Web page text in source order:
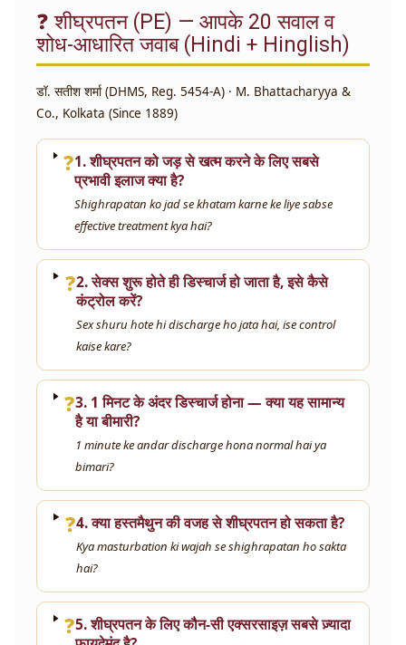
❓ शीघ्रपतन (PE) — आपके 20 सवाल व
शोध-आधारित जवाब (Hindi + Hinglish)
डॉ. सतीश शर्मा (DHMS, Reg. 5454-A) · M. Bhattacharyya &
Co., Kolkata (Since 1889)
❓1. शीघ्रपतन को जड़ से खत्म करने के लिए सबसे
प्रभावी इलाज क्या है?
Shighrapatan ko jad se khatam karne ke liye sabse
effective treatment kya hai?
❓2. सेक्स शुरू होते ही डिस्चार्ज हो जाता है, इसे कैसे
कंट्रोल करें?
Sex shuru hote hi discharge ho jata hai, ise control
kaise kare?
❓3. 1 मिनट के अंदर डिस्चार्ज होना — क्या यह सामान्य
है या बीमारी?
1 minute ke andar discharge hona normal hai ya
bimari?
❓4. क्या हस्तमैथुन की वजह से शीघ्रपतन हो सकता है?
Kya masturbation ki wajah se shighrapatan ho sakta
hai?
❓5. शीघ्रपतन के लिए कौन-सी एक्सरसाइज़ सबसे ज़्यादा